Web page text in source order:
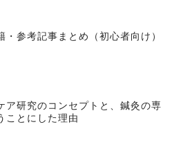
・参考記事まとめ（初心者向け）
ア研究のコンセプトと、鍼灸の専
ことにした理由